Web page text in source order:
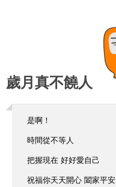
歲月真不饒人
是啊！
時間從不等人
把握現在 好好愛自己
祝福你天天開心 闔家平安